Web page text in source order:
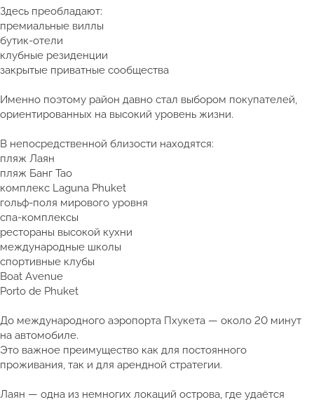
Здесь преобладают:
премиальные виллы
бутик-отели
клубные резиденции
закрытые приватные сообщества
Именно поэтому район давно стал выбором покупателей,
ориентированных на высокий уровень жизни.
В непосредственной близости находятся:
пляж Лаян
пляж Банг Тао
комплекс Laguna Phuket
гольф-поля мирового уровня
спа-комплексы
рестораны высокой кухни
международные школы
спортивные клубы
Boat Avenue
Porto de Phuket
До международного аэропорта Пхукета — около 20 минут
на автомобиле.
Это важное преимущество как для постоянного
проживания, так и для арендной стратегии.
Лаян — одна из немногих локаций острова, где удаётся